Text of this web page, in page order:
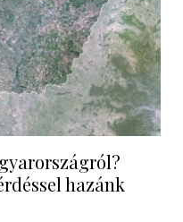
hazánk